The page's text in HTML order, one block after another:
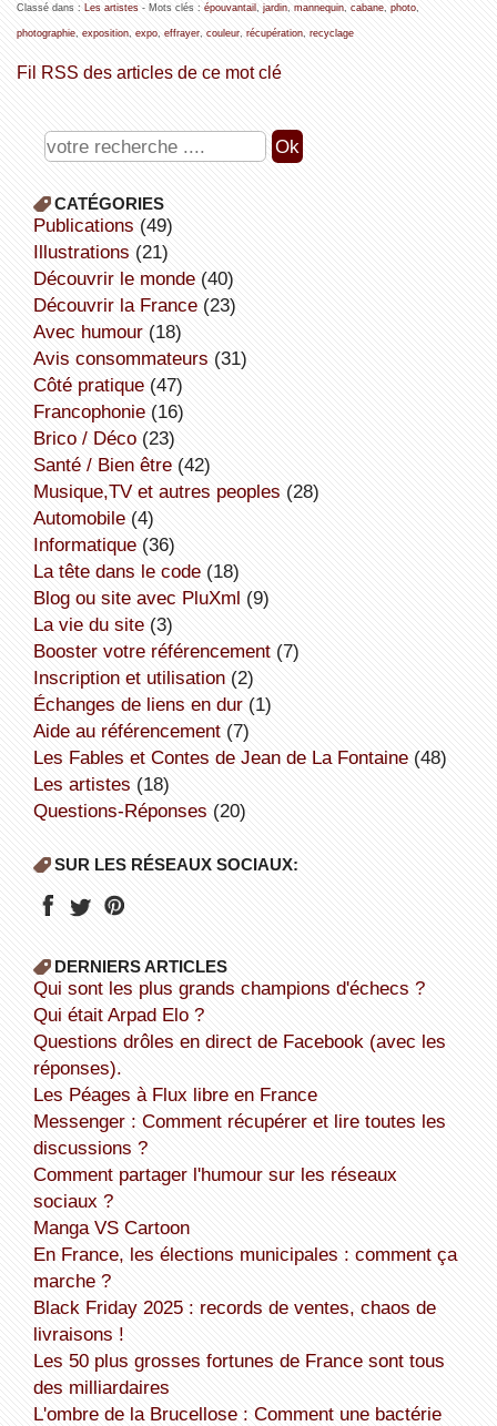
Classé dans : Les artistes- Mots clés : épouvantail jardin, mannequin, cabane, photo,
photographie, exposition, expo, effrayer, couleur, récupération, recyclage
Fil RSS des articles de ce mot clé
CATÉGORIES
publications (49)
illustrations (21)
découvrir le monde(40)
découvrir la France(23)
avec humour(18)
avis consommateurs (31)
côté pratique(47)
Francophonie(16)
Brico / Déco(23)
Santé / Bien être(42)
Musique,TV et autres peoples (28)
Automobile(4)
informatique(36)
la tête dans le code(18)
Blog ou site avec PluXml (9)
la vie du site(3)
booster votre référencement(7)
inscription et utilisation(2)
échanges de liens en dur(1)
aide au référencement(7)
Les Fables et Contes de Jean de La Fontaine(48)
Les artistes (18)
Questions-Réponses (20)
SUR LES RÉSEAUX SOCIAUX:
DERNIERS ARTICLES
Qui sont les plus grands champions d'échecs ?
Qui était Arpad Elo ?
Questions drôles en direct de Facebook (avec les
réponses).
Les Péages à Flux libre en France
Messenger : Comment récupérer et lire toutes les
discussions ?
Comment partager l'humour sur les réseaux
sociaux ?
Manga VS Cartoon
En France, les élections municipales : comment ça
marche ?
Black Friday 2025 : records de ventes, chaos de
livraisons !
Les 50 plus grosses fortunes de France sont tous
des milliardaires
L'ombre de la Brucellose : Comment une bactérie